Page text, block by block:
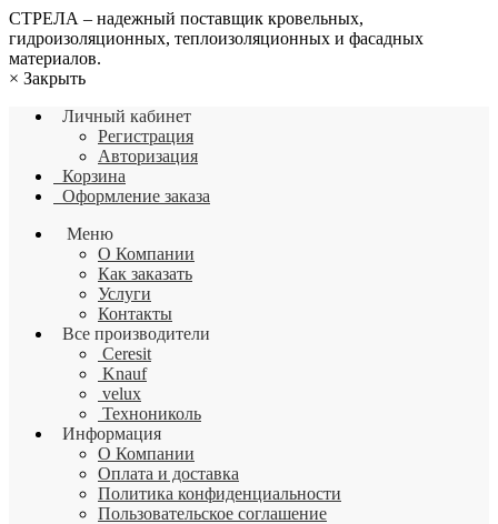
СТРЕЛА – надежный поставщик кровельных,
гидроизоляционных, теплоизоляционных и фасадных
материалов.
× Закрыть
Личный кабинет
Регистрация
Авторизация
Корзина
Оформление заказа
Меню
О Компании
Как заказать
Услуги
Контакты
Все производители
Ceresit
Knauf
velux
Технониколь
Информация
О Компании
Оплата и доставка
Политика конфиденциальности
Пользовательское соглашение